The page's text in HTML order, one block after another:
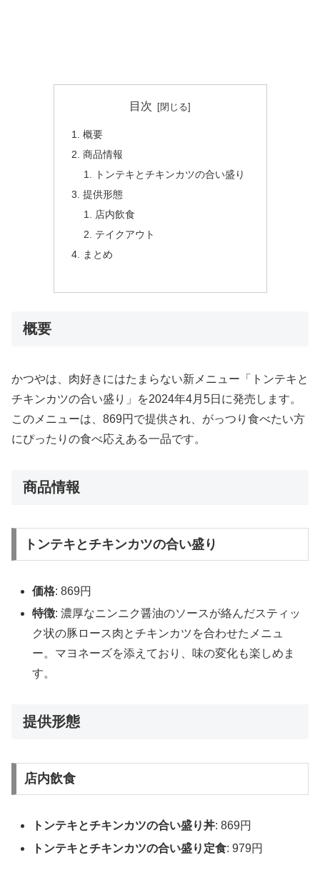
目次
概要
商品情報
トンテキとチキンカツの合い盛り
提供形態
店内飲食
テイクアウト
まとめ
概要
かつやは、肉好きにはたまらない新メニュー「トンテキと
チキンカツの合い盛り」を2024年4月5日に発売します。
このメニューは、869円で提供され、がっつり食べたい方
にぴったりの食べ応えある一品です。
商品情報
トンテキとチキンカツの合い盛り
価格: 869円
特徴: 濃厚なニンニク醤油のソースが絡んだスティッ
ク状の豚ロース肉とチキンカツを合わせたメニュ
ー。マヨネーズを添えており、味の変化も楽しめま
す。
提供形態
店内飲食
トンテキとチキンカツの合い盛り丼: 869円
トンテキとチキンカツの合い盛り定食: 979円